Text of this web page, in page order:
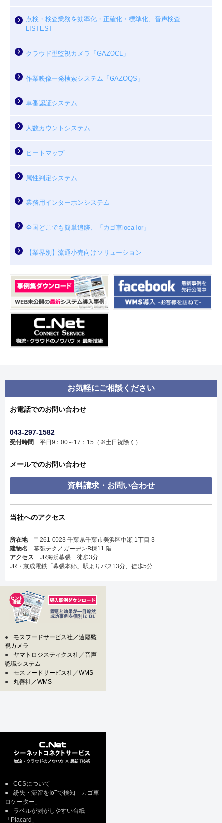
点検・検査業務を効率化・正確化・標準化、音声検査
LISTEST
クラウド型監視カメラ「GAZOCL」
作業映像一発検索システム「GAZOQS」
車番認証システム
人数カウントシステム
ヒートマップ
属性判定システム
業務用インターホンシステム
全国どこでも簡単追跡、「カゴ車locaTor」
【業界別】流通小売向けソリューション
お気軽にご相談ください
お電話でのお問い合わせ
043-297-1582
受付時間 平日9：00～17：15（※土日祝除く）
メールでのお問い合わせ
資料請求・お問い合わせ
当社へのアクセス
所在地〒261-0023 千葉県千葉市美浜区中瀬 1丁目 3
建物名 幕張テクノガーデンB棟11 階
アクセス JR海浜幕張 徒歩3分
JR・京成電鉄「幕張本郷」駅よりバス13分、徒歩5分
●
モスフードサービス社／遠隔監
視カメラ
●
ヤマトロジスティクス社／音声
認識システム
●
モスフードサービス社／WMS
●
丸善社／WMS
●
CCSについて
●
紛失・滞留をIoTで検知「カゴ車
ロケーター」
●
ラベルが剥がしやすい台紙
「Placard」